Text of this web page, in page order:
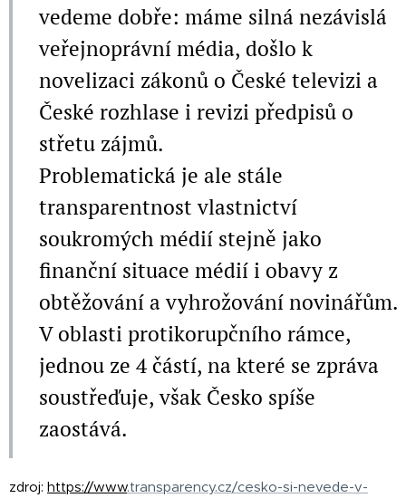
vedeme dobře: máme silná nezávislá
veřejnoprávní média, došlo k
novelizaci zákonů o České televizi a
České rozhlase i revizi předpisů o
střetu zájmů.
Problematická je ale stále
transparentnost vlastnictví
soukromých médií stejně jako
finanční situace médií i obavy z
obtěžování a vyhrožování novinářům.
V oblasti protikorupčního rámce,
jednou ze 4 částí, na které se zpráva
soustřeďuje, však Česko spíše
zaostává.
zdroj: https://www.transparency.cz/cesko-si-nevede-v-